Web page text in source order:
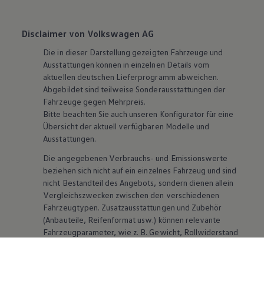
Disclaimer von Volkswagen AG
Die in dieser Darstellung gezeigten Fahrzeuge und
Ausstattungen können in einzelnen Details vom
aktuellen deutschen Lieferprogramm abweichen.
Abgebildet sind teilweise Sonderausstattungen der
Fahrzeuge gegen Mehrpreis.
Bitte beachten Sie auch unseren Konfigurator für eine
Übersicht der aktuell verfügbaren Modelle und
Ausstattungen.
Die angegebenen Verbrauchs- und Emissionswerte
beziehen sich nicht auf ein einzelnes Fahrzeug und sind
nicht Bestandteil des Angebots, sondern dienen allein
Vergleichszwecken zwischen den verschiedenen
Fahrzeugtypen. Zusatzausstattungen und Zubehör
(Anbauteile, Reifenformat usw.) können relevante
Fahrzeugparameter, wie z. B. Gewicht, Rollwiderstand